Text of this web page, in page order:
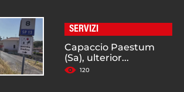
SERVIZI
Capaccio Paestum
(Sa), ulterior...
120